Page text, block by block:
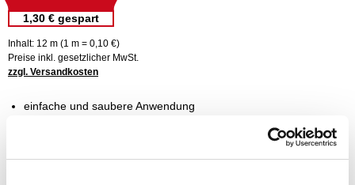
1,30 € gespart
Inhalt: 12 m (1 m = 0,10 €)
Preise inkl. gesetzlicher MwSt.
zzgl. Versandkosten
einfache und saubere Anwendung